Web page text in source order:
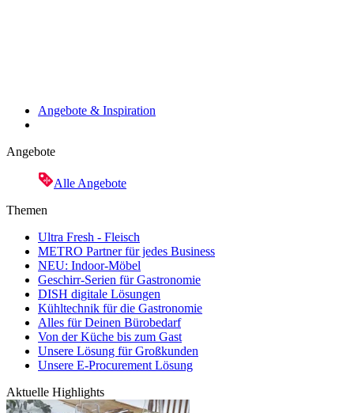
Angebote & Inspiration
Angebote
Alle Angebote
Themen
Ultra Fresh - Fleisch
METRO Partner für jedes Business
NEU: Indoor-Möbel
Geschirr-Serien für Gastronomie
DISH digitale Lösungen
Kühltechnik für die Gastronomie
Alles für Deinen Bürobedarf
Von der Küche bis zum Gast
Unsere Lösung für Großkunden
Unsere E-Procurement Lösung
Aktuelle Highlights